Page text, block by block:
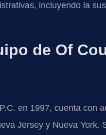
incluyendo la
de Of
en 1997, cuenta con
Jersey y Nueva York.